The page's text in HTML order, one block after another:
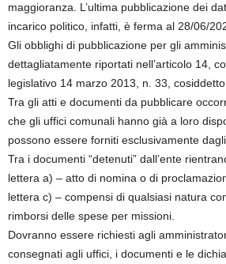
maggioranza. L’ultima pubblicazione dei
incarico politico, infatti, è ferma al 28/06/
Gli obblighi di pubblicazione per gli
dettagliatamente riportati nell’articolo 14,
legislativo 14 marzo 2013, n. 33,
Tra gli atti e documenti da pubblicare
che gli uffici comunali hanno già a loro
possono essere forniti esclusivamente
Tra i documenti “detenuti” dall’ente
lettera a) – atto di nomina o di
lettera c) – compensi di qualsiasi natura
rimborsi delle spese per missioni.
Dovranno essere richiesti agli
consegnati agli uffici, i documenti e le